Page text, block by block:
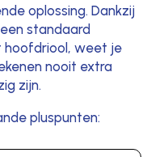
oplossing. Dankzij
standaard
hoofdriool, weet je
nooit extra
zijn.
pluspunten: